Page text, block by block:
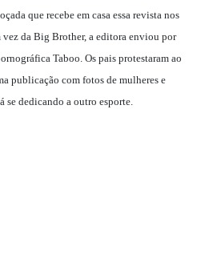
que recebe em casa essa revista nos
vez da Big Brother, a editora enviou por
Taboo. Os pais protestaram ao
publicação com fotos de mulheres e
se dedicando a outro esporte.